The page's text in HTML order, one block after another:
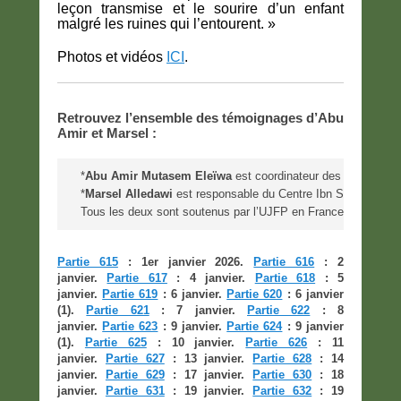
leçon transmise et le sourire d’un enfant
malgré les ruines qui l’entourent. »
Photos et vidéos ICI .
Retrouvez l’ensemble des témoignages d’Abu
Amir et Marsel :
*Abu Amir Mutasem Eleïwa est coordinateur des Projets
*Marsel Alledawi est responsable du Centre Ibn Sina du
Tous les deux sont soutenus par l’UJFP en France.
Partie 615: 1er janvier 2026.Partie 616 : 2
janvier.Partie 617: 4 janvier. Partie 618 : 5
janvier.Partie 619 : 6 janvier.Partie 620 : 6 janvier
(1).Partie 621: 7 janvier.Partie 622 : 8
janvier.Partie 623 : 9 janvier.Partie 624: 9 janvier
(1). Partie 625: 10 janvier.Partie 626 : 11
janvier. Partie 627: 13 janvier.Partie 628 : 14
janvier. Partie 629: 17 janvier.Partie 630 : 18
janvier. Partie 631: 19 janvier.Partie 632 : 19